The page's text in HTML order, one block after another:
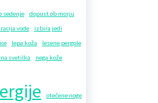
sedenje
dopust ob morju
vode
izbira jedi
lepa koža
lesene pergole
svetilka
nega kože
otečene noge